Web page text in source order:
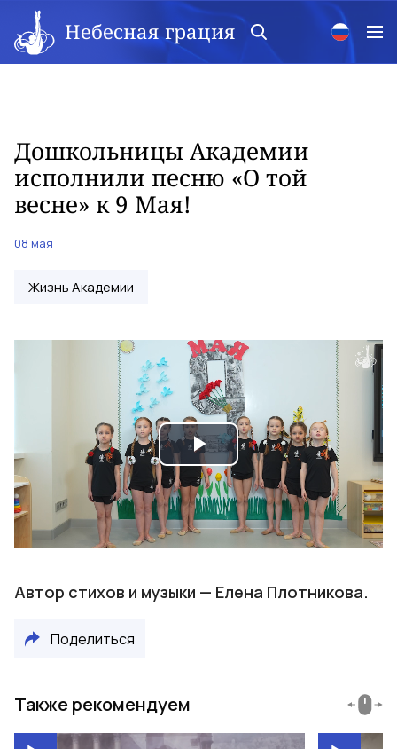
Небесная грация
Дошкольницы Академии
исполнили песню «О той
весне» к 9 Мая!
08 мая
Жизнь Академии
Play
Video
Автор стихов и музыки — Елена Плотникова.
Поделиться
Также рекомендуем